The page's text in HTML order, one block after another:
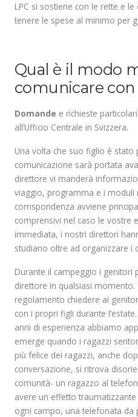
LPC si sostiene con le rette e le
tenere le spese al minimo per
Qual è il modo
comunicare con
Domande e richieste
all’Ufficio Centrale in Svizzera.
Una volta che suo figlio è
comunicazione sarà portata
direttore vi manderà
viaggio, programma e i moduli
corrispondenza avviene
comprensivi nel caso le vostre
immediata, i nostri direttori
studiano oltre ad organizzare i
Durante il campeggio i genitori
direttore in qualsiasi
regolamento chiedere ai
con i propri figli durante
anni di esperienza abbiamo
emerge quando i ragazzi
più felice dei ragazzi, anche
conversazione, si ritrova
comunità- un ragazzo al
avere un effetto
ogni campo, una telefonata da